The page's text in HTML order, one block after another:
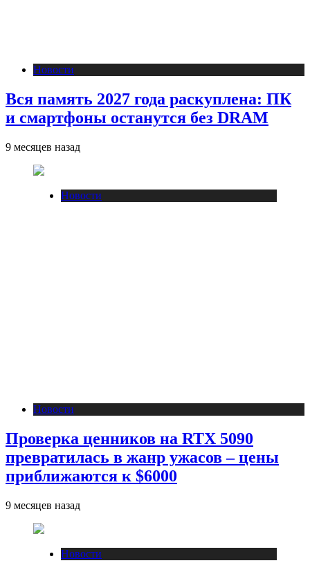
Новости
Вся память 2027 года раскуплена: ПК
и смартфоны останутся без DRAM
9 месяцев назад
Новости
Новости
Проверка ценников на RTX 5090
превратилась в жанр ужасов – цены
приближаются к $6000
9 месяцев назад
Новости